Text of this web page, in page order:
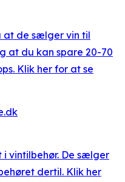
at de sælger vin til
at du kan spare 20-70
Klik her for at se
i vintilbehør. De sælger
dertil. Klik her